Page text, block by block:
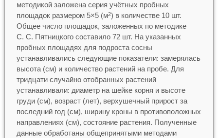
методикой заложена серия учётных пробных
площадок размером 5×5 (м2) в количестве 10 шт.
Общее число площадок, заложенных по методике
С. С. Пятницкого составило 72 шт. На указанных
пробных площадях для подроста сосны
устанавливались следующие показатели: замерялась
высота (см) и количество растений на пробе. Для
тридцати случайно отобранных растений
устанавливали: диаметр на шейке корня и высоте
груди (см), возраст (лет), верхушечный прирост за
последний год (см), ширину кроны в противоположных
направлениях (см), состояние растения. Полученные
данные обработаны общепринятыми методами